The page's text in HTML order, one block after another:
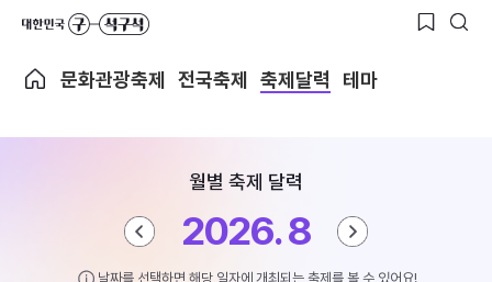
문화관광축제 전국축제 축제달력 테마
월별 축제 달력
2026. 8
날짜를 선택하면 해당 일자에 개최되는 축제를 볼 수 있어요!